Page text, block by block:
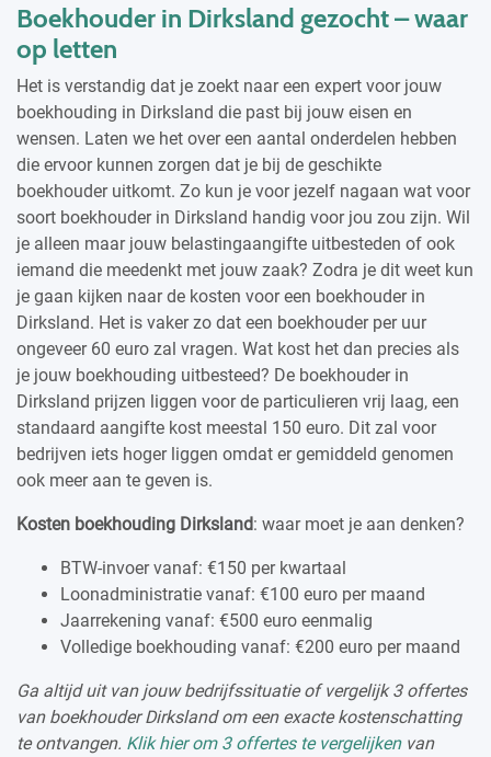
Boekhouder in Dirksland gezocht – waar
op letten
Het is verstandig dat je zoekt naar een expert voor jouw
boekhouding in Dirksland die past bij jouw eisen en
wensen. Laten we het over een aantal onderdelen hebben
die ervoor kunnen zorgen dat je bij de geschikte
boekhouder uitkomt. Zo kun je voor jezelf nagaan wat voor
soort boekhouder in Dirksland handig voor jou zou zijn. Wil
je alleen maar jouw belastingaangifte uitbesteden of ook
iemand die meedenkt met jouw zaak? Zodra je dit weet kun
je gaan kijken naar de kosten voor een boekhouder in
Dirksland. Het is vaker zo dat een boekhouder per uur
ongeveer 60 euro zal vragen. Wat kost het dan precies als
je jouw boekhouding uitbesteed? De boekhouder in
Dirksland prijzen liggen voor de particulieren vrij laag, een
standaard aangifte kost meestal 150 euro. Dit zal voor
bedrijven iets hoger liggen omdat er gemiddeld genomen
ook meer aan te geven is.
Kosten boekhouding Dirksland: waar moet je aan denken?
BTW-invoer vanaf: €150 per kwartaal
Loonadministratie vanaf: €100 euro per maand
Jaarrekening vanaf: €500 euro eenmalig
Volledige boekhouding vanaf: €200 euro per maand
Ga altijd uit van jouw bedrijfssituatie of vergelijk 3 offertes
van boekhouder Dirksland om een exacte kostenschatting
te ontvangen. Klik hier om 3 offertes te vergelijkenvan